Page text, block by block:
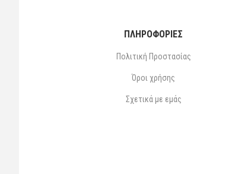
ΠΛΗΡΟΦΟΡΙΕΣ
Πολιτική Προστασίας
Όροι χρήσης
Σχετικά με εμάς